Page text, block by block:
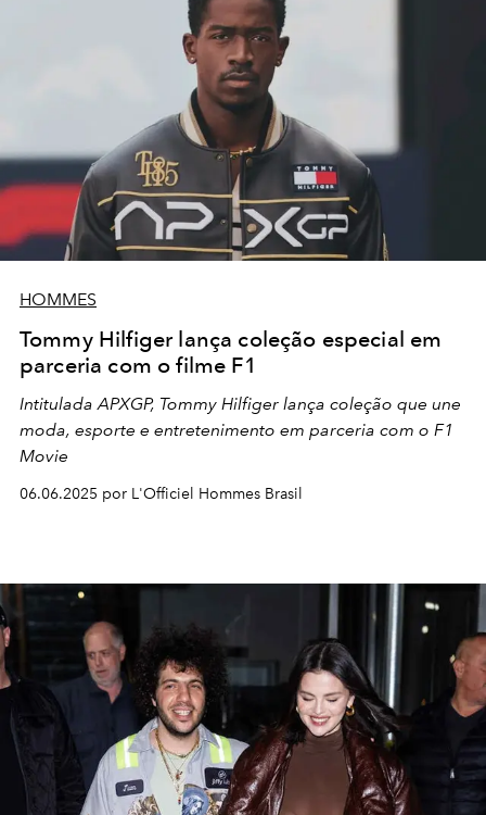
HOMMES
Tommy Hilfiger lança coleção especial em
parceria com o filme F1
Intitulada APXGP, Tommy Hilfiger lança coleção que une
moda, esporte e entretenimento em parceria com o F1
Movie
06.06.2025 por L'Officiel Hommes Brasil